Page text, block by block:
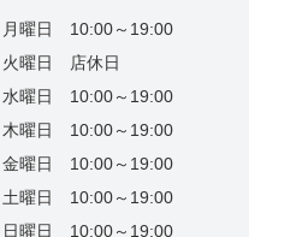
月曜日
10:00～19:00
火曜日
店休日
水曜日
10:00～19:00
木曜日
10:00～19:00
金曜日
10:00～19:00
土曜日
10:00～19:00
日曜日
10:00～19:00